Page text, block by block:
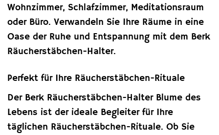
Wohnzimmer, Schlafzimmer, Meditationsraum
oder Büro. Verwandeln Sie Ihre Räume in eine
Oase der Ruhe und Entspannung mit dem Berk
Räucherstäbchen-Halter.
Perfekt für Ihre Räucherstäbchen-Rituale
Der Berk Räucherstäbchen-Halter Blume des
Lebens ist der ideale Begleiter für Ihre
täglichen Räucherstäbchen-Rituale. Ob Sie